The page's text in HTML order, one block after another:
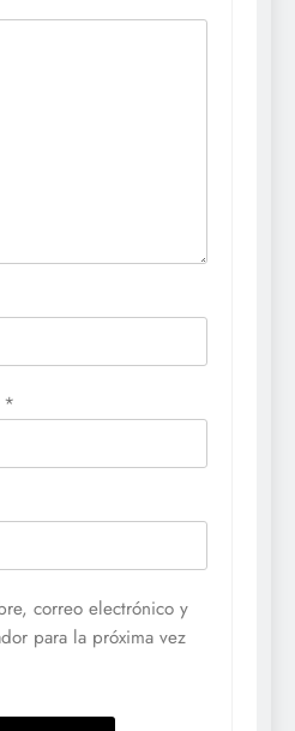
*
correo electrónico y
para la próxima vez